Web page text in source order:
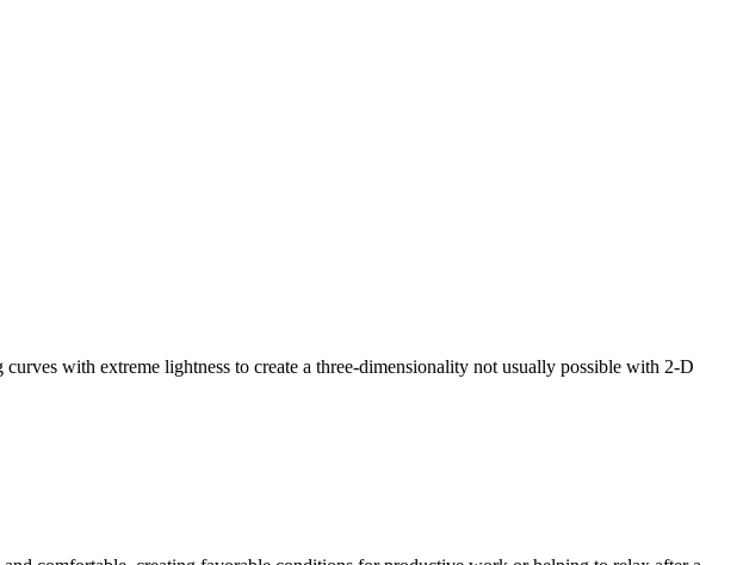
with extreme lightness to create a three-dimensionality not usually possible with 2-D